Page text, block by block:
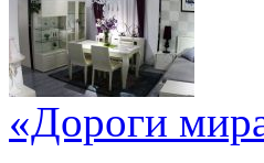
«Дороги